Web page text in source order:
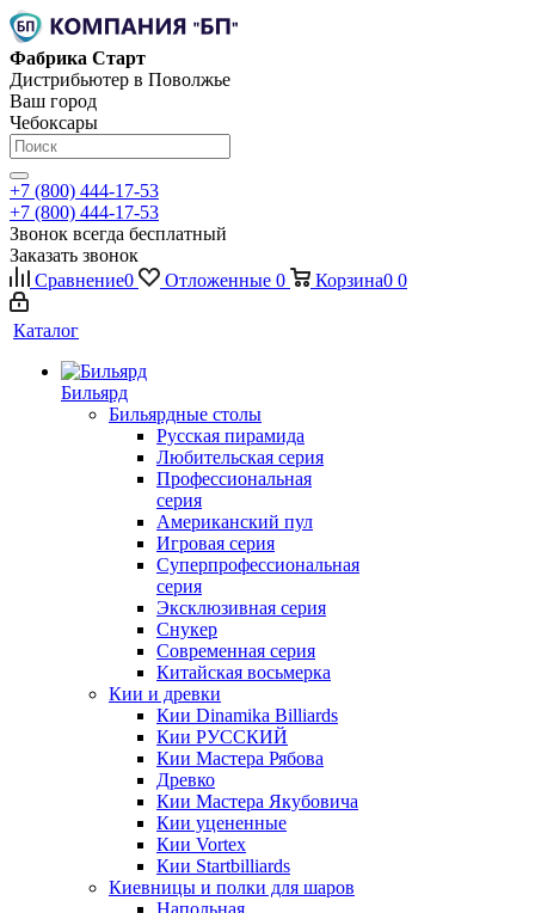
Фабрика Старт
Дистрибьютер в Поволжье
Ваш город
Чебоксары
+7 (800) 444-17-53
+7 (800) 444-17-53
Звонок всегда бесплатный
Заказать звонок
Сравнение0 Отложенные 0 Корзина0 0
Каталог
Бильярд
Бильярдные столы
Русская пирамида
Любительская серия
Профессиональная
серия
Американский пул
Игровая серия
Суперпрофессиональная
серия
Эксклюзивная серия
Снукер
Современная серия
Китайская восьмерка
Кии и древки
Кии Dinamika Billiards
Кии РУССКИЙ
Кии Мастера Рябова
Древко
Кии Мастера Якубовича
Кии уцененные
Кии Vortex
Кии Startbilliards
Киевницы и полки для шаров
Напольная